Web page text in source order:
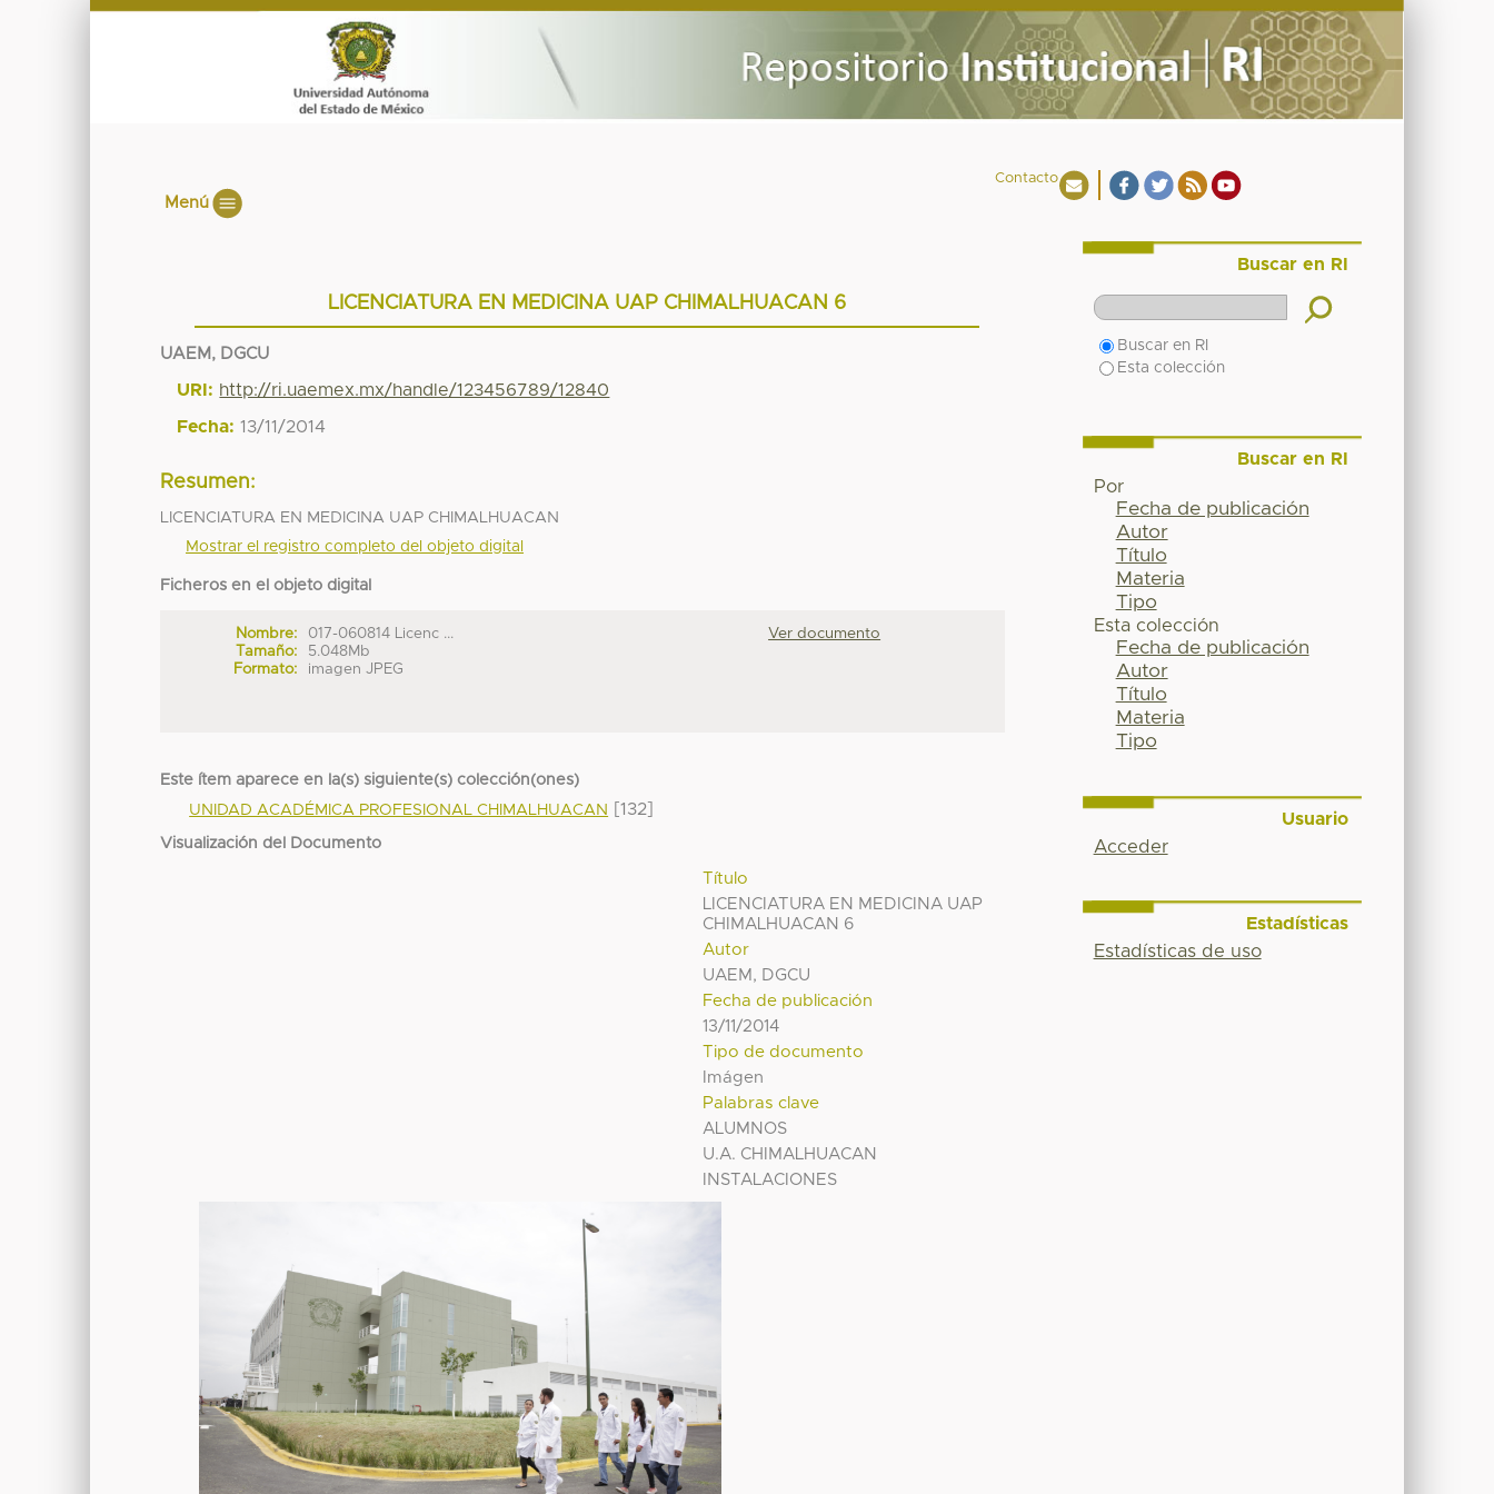
Contacto
Menú
LICENCIATURA EN MEDICINA UAP CHIMALHUACAN 6
UAEM, DGCU
URI: http://ri.uaemex.mx/handle/123456789/12840
Fecha: 13/11/2014
Resumen:
LICENCIATURA EN MEDICINA UAP CHIMALHUACAN
Mostrar el registro completo del objeto digital
Ficheros en el objeto digital
Nombre:
017-060814 Licenc ...
Tamaño:
5.048Mb
Formato:
imagen JPEG
Ver documento
Este ítem aparece en la(s) siguiente(s) colección(ones)
UNIDAD ACADÉMICA PROFESIONAL CHIMALHUACAN
[132]
Visualización del Documento
Título
LICENCIATURA EN MEDICINA UAP
CHIMALHUACAN 6
Autor
UAEM, DGCU
Fecha de publicación
13/11/2014
Tipo de documento
Imágen
Palabras clave
ALUMNOS
U.A. CHIMALHUACAN
INSTALACIONES
Buscar en RI
Buscar en RI
Esta colección
Buscar en RI
Por
Fecha de publicación
Autor
Título
Materia
Tipo
Esta colección
Fecha de publicación
Autor
Título
Materia
Tipo
Usuario
Acceder
Estadísticas
Estadísticas de uso